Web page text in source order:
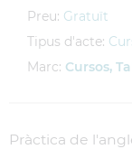
Preu: Gratuït
Tipus d'acte:
Marc: Cursos,
Pràctica de